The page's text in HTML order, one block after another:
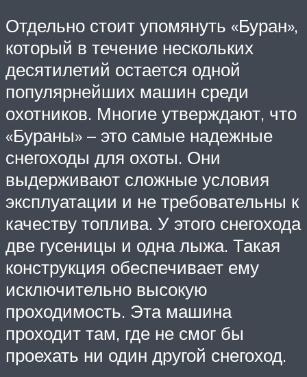
Отдельно стоит упомянуть «Буран»,
который в течение нескольких
десятилетий остается одной
популярнейших машин среди
охотников. Многие утверждают, что
«Бураны» – это самые надежные
снегоходы для охоты. Они
выдерживают сложные условия
эксплуатации и не требовательны к
качеству топлива. У этого снегохода
две гусеницы и одна лыжа. Такая
конструкция обеспечивает ему
исключительно высокую
проходимость. Эта машина
проходит там, где не смог бы
проехать ни один другой снегоход.